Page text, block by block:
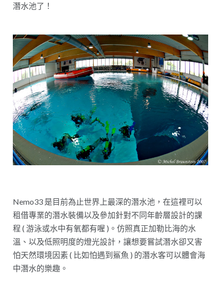
潛水池了！
Nemo33 是目前為止世界上最深的潛水池，在這裡可以
租借專業的潛水裝備以及參加針對不同年齡層設計的課
程 ( 游泳或水中有氧都有喔 )。仿照真正加勒比海的水
溫、以及低照明度的燈光設計，讓想要嘗試潛水卻又害
怕天然環境因素 ( 比如怕遇到鯊魚 ) 的潛水客可以體會海
中潛水的樂趣。